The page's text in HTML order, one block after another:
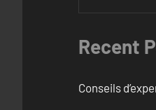
Recent
Conseils